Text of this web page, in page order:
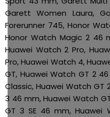
Garett Women Laura,
Forerunner 745, Honor
Honor Watch Magic 2 46
Huawei Watch 2 Pro,
Pro, Huawei Watch 4,
GT, Huawei Watch GT 2
Classic, Huawei Watch GT
3 46 mm, Huawei Watch
GT 3 SE 46 mm, Huawei